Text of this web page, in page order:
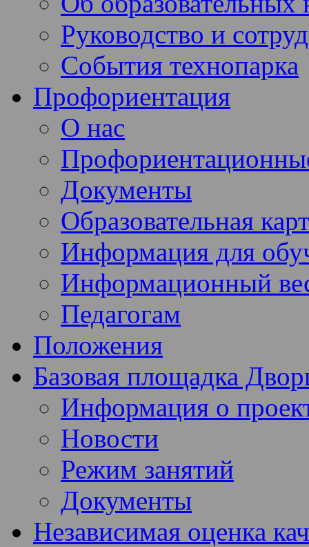
Руководство и
События технопарка
Профориентация
О нас
Документы
Образовательная
Информация для
Информационный
Педагогам
Положения
Базовая площадка
Информация о
Новости
Режим занятий
Документы
Независимая оценка